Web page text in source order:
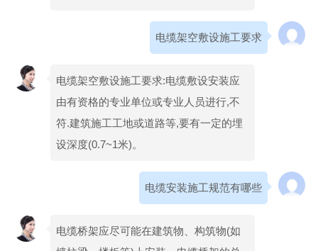
电缆架空敷设施工要求
电缆架空敷设施工要求:电缆敷设安装应
由有资格的专业单位或专业人员进行,不
符.建筑施工工地或道路等,要有一定的埋
设深度(0.7~1米)。
电缆安装施工规范有哪些
电缆桥架应尽可能在建筑物、构筑物(如